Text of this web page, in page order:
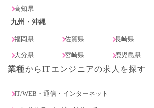
高知県
九州・沖縄
福岡県 佐賀県 長崎県
大分県 宮崎県 鹿児島県
業種からITエンジニアの求人を探す
IT/WEB・通信・インターネット